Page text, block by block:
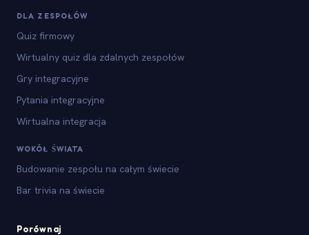
DLA ZESPOŁÓW
Quiz firmowy
Wirtualny quiz dla zdalnych zespołów
Gry integracyjne
Pytania integracyjne
Wirtualna integracja
WOKÓŁ ŚWIATA
Budowanie zespołu na całym świecie
Bar trivia na świecie
Porównaj